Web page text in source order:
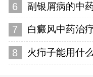
6 副银屑病的中
7 白癜风中药治
8 火疖子能用什